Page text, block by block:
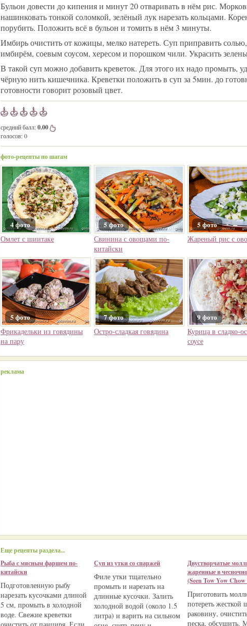
Бульон довести до кипения и минут 20 отваривать в нём рис.
нашинковать тонкой соломкой, зелёный лук нарезать кольцами.
порубить. Положить всё в бульон и томить в нём 3 минуты.
Имбирь очистить от кожицы, мелко натереть. Суп приправить
имбирём, соевым соусом, хересом и порошком чили. Украсить
В такой суп можно добавить креветок. Для этого их надо промыть,
чёрную нить кишечника. Креветки положить в суп за 5мин. до
готовности говорит розовый цвет.
средний балл:0.00
голосов:0
фото-рецепты по шагам
4 фото
Омлет с шиитаке
5 фото
Свинина с овощами по-
китайски
5 фото
Жареный рис с
5 фото
Фрикадельки из говядины
на пару
7 фото
Остро-сладкая говядина
9 фото
Курица в сладко-
соусе
реклама
Еще рецепты раздела...
Рыба с мясным фаршем по-
китайски
Подготовленную рыбу
нарезать кусочками длиной
5 см, промыть в холодной
воде. Свежие креветки
Суп из утки со спаржей
Филе утки тщательно
промыть и нарезать на
длинные кусочки. Залить
холодной водой (около 1.5
литра) и варить на сильном
Двустворчатые
жаренные в
(Seen Tow Yow
Приготовить
потереть жесткой
раковину,
песка, обсушить.